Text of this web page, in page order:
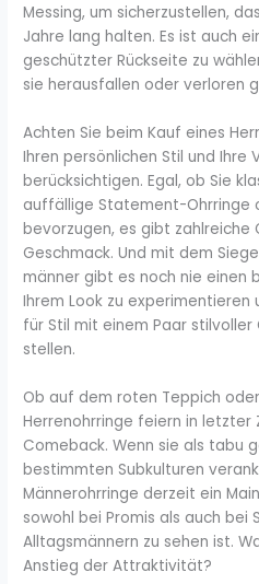
Messing, um sicherzustellen,
Jahre lang halten. Es ist auch
geschützter Rückseite zu
sie herausfallen oder verloren
Achten Sie beim Kauf eines
Ihren persönlichen Stil und Ihre
berücksichtigen. Egal, ob Sie
auffällige Statement-Ohrringe
bevorzugen, es gibt zahlreiche
Geschmack. Und mit dem
männer gibt es noch nie einen
Ihrem Look zu experimentieren
für Stil mit einem Paar stilvoller
stellen.
Ob auf dem roten Teppich
Herrenohrringe feiern in letzter
Comeback. Wenn sie als tabu
bestimmten Subkulturen
Männerohrringe derzeit ein
sowohl bei Promis als auch bei
Alltagsmännern zu sehen ist.
Anstieg der Attraktivität?